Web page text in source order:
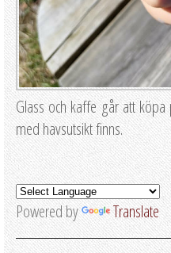
Glass och kaffe går att
med havsutsikt finns.
Powered by Translate